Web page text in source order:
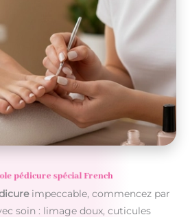
pédicure spécial French
impeccable, commencez par
soin : limage doux, cuticules